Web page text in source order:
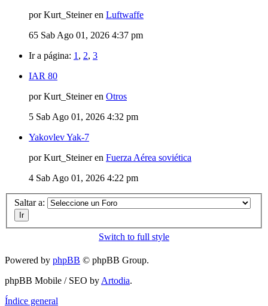
por Kurt_Steiner en Luftwaffe
65 Sab Ago 01, 2026 4:37 pm
Ir a página: 1 , 2, 3
IAR 80
por Kurt_Steiner en Otros
5 Sab Ago 01, 2026 4:32 pm
Yakovlev Yak-7
por Kurt_Steiner en Fuerza Aérea soviética
4 Sab Ago 01, 2026 4:22 pm
Saltar a:
Switch to full style
Powered by phpBB © phpBB Group.
phpBB Mobile / SEO byArtodia.
Índice general